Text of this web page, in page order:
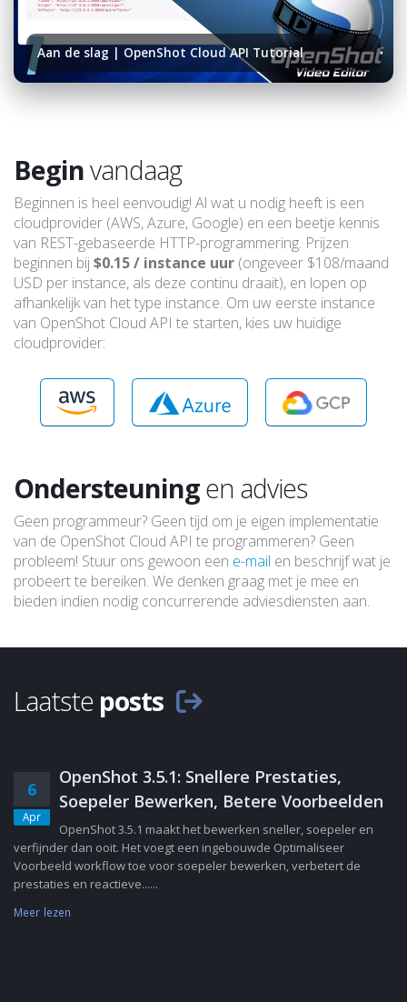
Aan de slag | OpenShot Cloud API Tutorial
Beginvandaag
Beginnen is heel eenvoudig! Al wat u nodig heeft is een
cloudprovider (AWS, Azure, Google) en een beetje kennis
van REST-gebaseerde HTTP-programmering. Prijzen
beginnen bij$0.15 / instance uur (ongeveer $108/maand
USD per instance, als deze continu draait), en lopen op
afhankelijk van het type instance. Om uw eerste instance
van OpenShot Cloud API te starten, kies uw huidige
cloudprovider:
Ondersteuningen advies
Geen programmeur? Geen tijd om je eigen implementatie
van de OpenShot Cloud API te programmeren? Geen
probleem! Stuur ons gewoon een e-mail en beschrijf wat je
probeert te bereiken. We denken graag met je mee en
bieden indien nodig concurrerende adviesdiensten aan.
Laatste posts
6
Apr
OpenShot 3.5.1: Snellere Prestaties,
Soepeler Bewerken, Betere Voorbeelden
OpenShot 3.5.1 maakt het bewerken sneller, soepeler en
verfijnder dan ooit. Het voegt een ingebouwde Optimaliseer
Voorbeeld workflow toe voor soepeler bewerken, verbetert de
prestaties en reactieve......
Meer lezen